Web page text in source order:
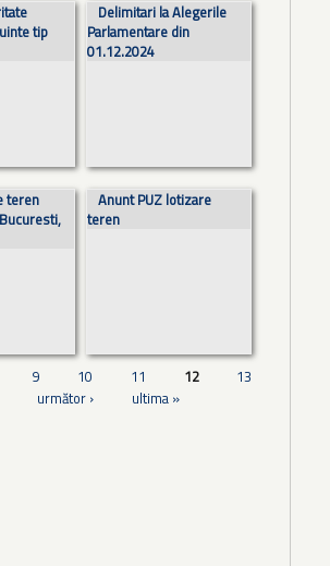
tip
Delimitari la Alegerile
Parlamentare din
01.12.2024
teren
Anunt PUZ lotizare
teren
9 10 11 12
13
următor › ultima »